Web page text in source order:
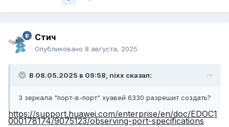
Стич
Опубликовано 8 августа, 2025
В 08.05.2025 в 09:58, nixx сказал:
3 зеркала "порт-в-порт" хуавей 6330 разрешит создать?
https://support.huawei.com/enterprise/en/doc/EDOC1
000178174/9075123/observing-port-specifications